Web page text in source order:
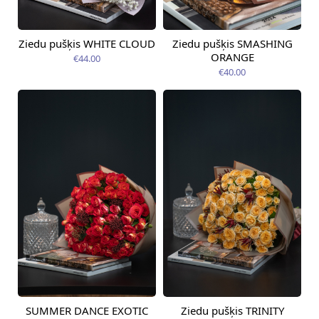
Pieejams šodien
Ziedu pušķis WHITE CLOUD
€44.00
Pieejams šodien
Ziedu pušķis SMASHING
ORANGE
€40.00
Pieejams šodien
SUMMER DANCE EXOTIC Pieejams šodien
Ziedu pušķis TRINITY